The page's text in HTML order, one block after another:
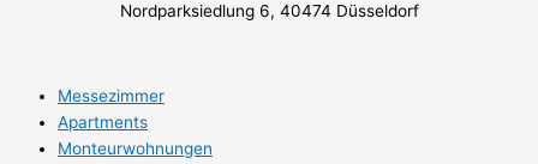
Nordparksiedlung 6, 40474 Düsseldorf
Messezimmer
Apartments
Monteurwohnungen